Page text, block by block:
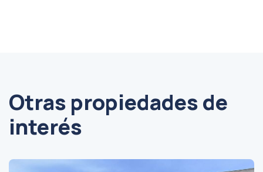
Otras propiedades de
interés